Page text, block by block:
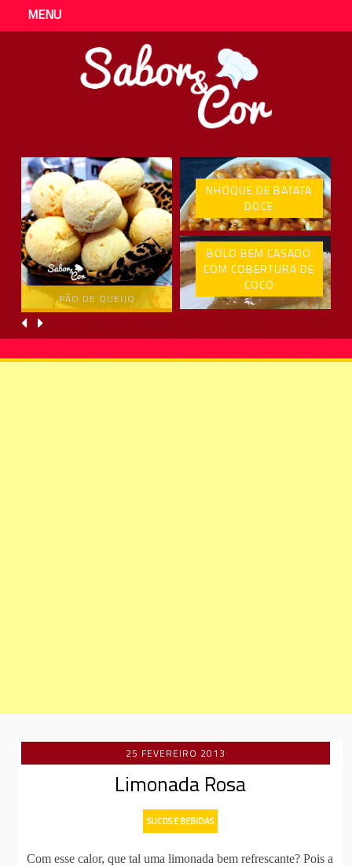
MENU
PÃO DE QUEIJO
NHOQUE DE BATATA
DOCE
BOLO BEM CASADO
COM COBERTURA DE
COCO
25 FEVEREIRO 2013
Limonada Rosa
SUCOS E BEBIDAS
Com esse calor, que tal uma limonada bem refrescante? Pois a